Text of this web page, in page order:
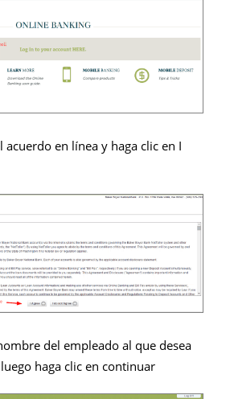
acuerdo en línea y haga clic en I
del empleado al que desea
haga clic en continuar